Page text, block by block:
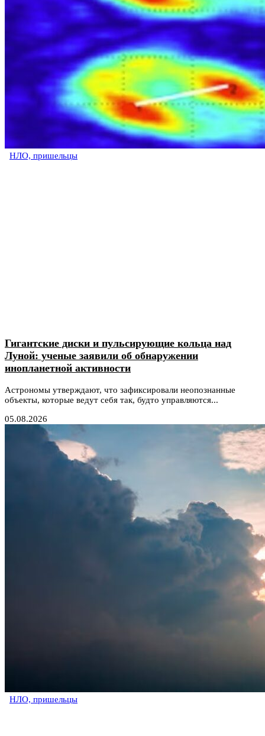
НЛО, пришельцы
Гигантские диски и пульсирующие кольца над
Луной: ученые заявили об обнаружении
инопланетной активности
Астрономы утверждают, что зафиксировали неопознанные
объекты, которые ведут себя так, будто управляются...
05.08.2026
НЛО, пришельцы